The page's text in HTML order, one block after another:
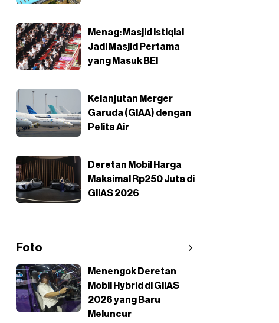
Menag: Masjid Istiqlal
Jadi Masjid Pertama
yang Masuk BEI
Kelanjutan Merger
Garuda (GIAA) dengan
Pelita Air
Deretan Mobil Harga
Maksimal Rp250 Juta di
GIIAS 2026
Foto
Menengok Deretan
Mobil Hybrid di GIIAS
2026 yang Baru
Meluncur